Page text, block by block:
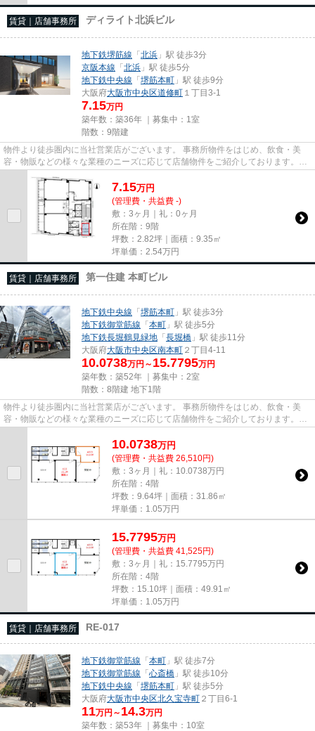
賃貸｜店舗事務所 ディライト北浜ビル
地下鉄堺筋線 「北浜 」駅 徒歩3分
京阪本線 「北浜 」駅 徒歩5分
地下鉄中央線 「堺筋本町 」駅 徒歩9分
大阪府大阪市中央区道修町 １丁目3-1
7.15万円
築年数：築36年 ｜募集中： 1室
階数：9階建
物件より徒歩圏内に当社営業店がございます。 事務所物件をはじめ、飲食・美
容・物販などの様々な業種のニーズに応じて店舗物件をご紹介しております。
尚、弊社ではおとり広告は一切...
7.15万円
(管理費・共益費 -)
敷：3ヶ月｜礼：0ヶ月
所在階：9階
坪数：2.82坪｜面積：9.35㎡
坪単価： 2.54万円
賃貸｜店舗事務所 第一住建 本町ビル
地下鉄中央線 「堺筋本町 」駅 徒歩3分
地下鉄御堂筋線 「本町 」駅 徒歩5分
地下鉄長堀鶴見緑地 「長堀橋 」駅 徒歩11分
大阪府大阪市中央区南本町 ２丁目4-11
10.0738万円～ 15.7795万円
築年数：築52年 ｜募集中： 2室
階数：8階建 地下1階
物件より徒歩圏内に当社営業店がございます。 事務所物件をはじめ、飲食・美
容・物販などの様々な業種のニーズに応じて店舗物件をご紹介しております。
尚、弊社ではおとり広告は一切...
10.0738万円
(管理費・共益費 26,510円)
敷：3ヶ月｜礼：10.0738万円
所在階：4階
坪数：9.64坪｜面積：31.86㎡
坪単価： 1.05万円
15.7795万円
(管理費・共益費 41,525円)
敷：3ヶ月｜礼：15.7795万円
所在階：4階
坪数：15.10坪｜面積：49.91㎡
坪単価： 1.05万円
賃貸｜店舗事務所 RE-017
地下鉄御堂筋線 「本町 」駅 徒歩7分
地下鉄御堂筋線 「心斎橋 」駅 徒歩10分
地下鉄中央線 「堺筋本町 」駅 徒歩5分
大阪府大阪市中央区北久宝寺町 ２丁目6-1
11万円～ 14.3万円
築年数：築53年 ｜募集中： 10室